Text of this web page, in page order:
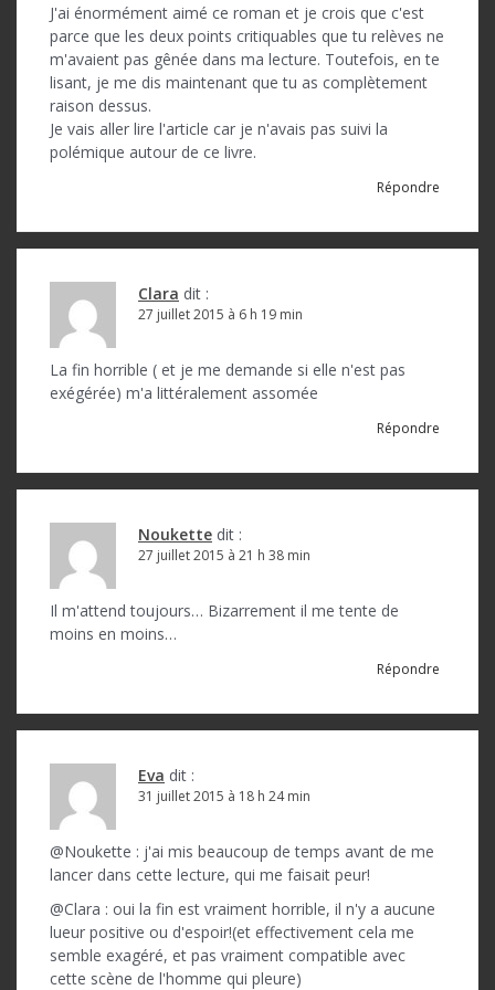
J'ai énormément aimé ce roman et je crois que c'est
parce que les deux points critiquables que tu relèves ne
m'avaient pas gênée dans ma lecture. Toutefois, en te
lisant, je me dis maintenant que tu as complètement
raison dessus.
Je vais aller lire l'article car je n'avais pas suivi la
polémique autour de ce livre.
Répondre
Clara dit :
27 juillet 2015 à 6 h 19 min
La fin horrible ( et je me demande si elle n'est pas
exégérée) m'a littéralement assomée
Répondre
Noukette dit :
27 juillet 2015 à 21 h 38 min
Il m'attend toujours… Bizarrement il me tente de
moins en moins…
Répondre
Eva dit :
31 juillet 2015 à 18 h 24 min
@Noukette : j'ai mis beaucoup de temps avant de me
lancer dans cette lecture, qui me faisait peur!
@Clara : oui la fin est vraiment horrible, il n'y a aucune
lueur positive ou d'espoir!(et effectivement cela me
semble exagéré, et pas vraiment compatible avec
cette scène de l'homme qui pleure)